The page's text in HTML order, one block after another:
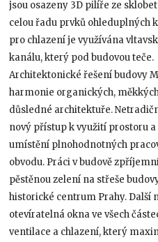
jsou osazeny 3D pilíře ze
celou řadu prvků ohleduplných
pro chlazení je využívána
kanálu, který pod budovou teče.
Architektonické řešení budovy
harmonie organických,
důsledné architektuře.
nový přístup k využití prostoru
umístění plnohodnotných
obvodu. Práci v budově
pěstěnou zelení na střeše
historické centrum Prahy. Další
otevíratelná okna ve všech
ventilace a chlazení, který